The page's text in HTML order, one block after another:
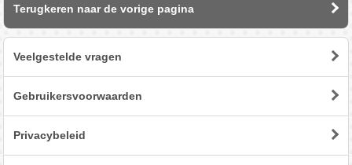
Terugkeren naar de vorige pagina
Veelgestelde vragen
Gebruikersvoorwaarden
Privacybeleid